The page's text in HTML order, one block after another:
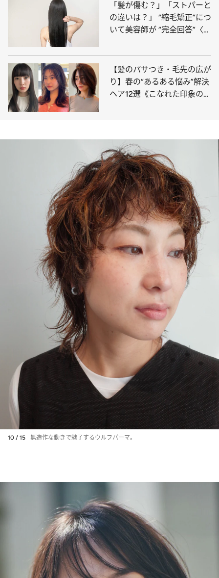
「髪が傷む？」「ストパーと
の違いは？」 “縮毛矯正”につ
いて美容師が “完全回答”〈平
が…〉
【髪のパサつき・毛先の広が
り】春の“あるある悩み”解決
ヘア12選《こなれた印象のミ
10 / 15 無造作な動きで魅了するウルフパーマ。